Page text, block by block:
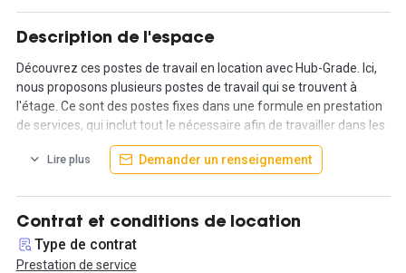
Description de l'espace
Découvrez ces postes de travail en location avec Hub-Grade. Ici,
nous proposons plusieurs postes de travail qui se trouvent à
l'étage. Ce sont des postes fixes dans une formule en prestation
de services, qui inclut tout le nécessaire afin de travailler dans les
meilleures conditions au cœur de l'île Saint-Germain ! L'endroit est
dépaysant, vous serez au pied de la Seine avec possibilité de
Dans un réel lieu dédié au travail, vous partagez l'espace avec
d'autres professionnels qui occupent également des postes de
travail dans l'open space, et également des bureaux privatifs.
Lire plus Demander un renseignement
Contrat et conditions de location
Type de contrat
Prestation de service